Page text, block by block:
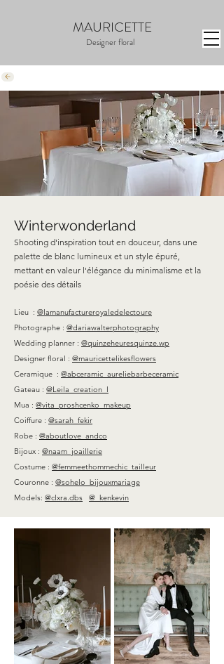
MAURICETTE
Designer floral
Winterwonderland
Shooting d'inspiration tout en douceur, dans une
palette de blanc lumineux et un style épuré,
mettant en valeur l'élégance du minimalisme et la
poésie des détails
Lieu : @lamanufactureroyaledelectoure
Photographe : @dariawalterphotography
Wedding planner : @quinzeheuresquinze.wp
Designer floral : @mauricettelikesflowers
Ceramique : @abceramic_aureliebarbeceramic
Gateau : @Leila_creation_l
Mua : @vita_proshcenko_makeup
Coiffure : @sarah_fekir
Robe : @aboutlove_andco
Bijoux : @naam_joaillerie
Costume : @femmeethommechic_tailleur
Couronne : @sohelo_bijouxmariage
Models: @clxra.dbs @_kenkevin